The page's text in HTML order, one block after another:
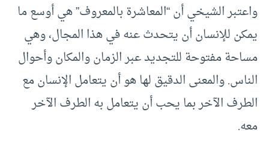
واعتبر الشيخي أن “المعاشرة بالمعروف” هي أوسع ما
يمكن للإنسان أن يتحدث عنه في هذا المجال، وهي
مساحة مفتوحة للتجديد عبر الزمان والمكان وأحوال
الناس. والمعنى الدقيق لها هو أن يتعامل الإنسان مع
الطرف الآخر بما يحب أن يتعامل به الطرف الآخر
معه.